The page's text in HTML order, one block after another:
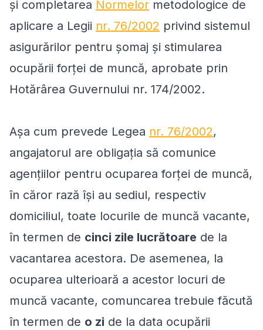
şi completarea Normelor metodologice de
aplicare a Legii nr. 76/2002 privind sistemul
asigurărilor pentru şomaj şi stimularea
ocupării forţei de muncă, aprobate prin
Hotărârea Guvernului nr. 174/2002.
Aşa cum prevede Legea nr. 76/2002,
angajatorul are obligaţia să comunice
agenţiilor pentru ocuparea forţei de muncă,
în căror rază îşi au sediul, respectiv
domiciliul, toate locurile de muncă vacante,
în termen de cinci zile lucrătoare de la
vacantarea acestora. De asemenea, la
ocuparea ulterioară a acestor locuri de
muncă vacante, comuncarea trebuie făcută
în termen de o zi de la data ocupării